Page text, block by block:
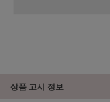
상품 고시 정보